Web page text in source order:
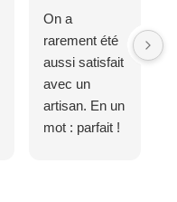
On a
rarement été
aussi satisfait
avec un
artisan. En un
mot : parfait !